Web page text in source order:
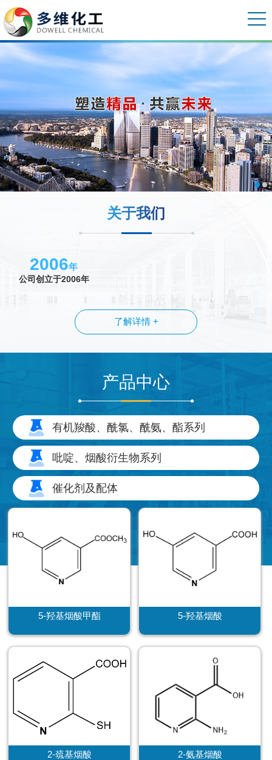
关于我们
2006年
公司创立于2006年
了解详情 +
产品中心
有机羧酸、酰氯、酰氨、酯系列
吡啶、烟酸衍生物系列
催化剂及配体
5-羟基烟酸甲酯 5-羟基烟酸
2-巯基烟酸 2-氨基烟酸